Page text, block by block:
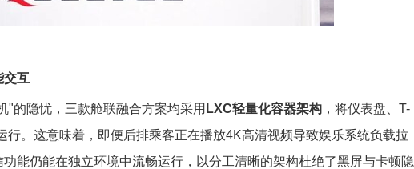
交互
"的隐忧，三款舱联融合方案均采用 LXC轻量化容器架构 ，将仪表盘、T-
行。这意味着，即便后排乘客正在播放4K高清视频导致娱乐系统负载拉
能仍能在独立环境中流畅运行，以分工清晰的架构杜绝了黑屏与卡顿隐